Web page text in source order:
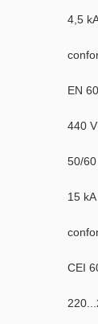
4,5
EN
440
50/
15
CEI